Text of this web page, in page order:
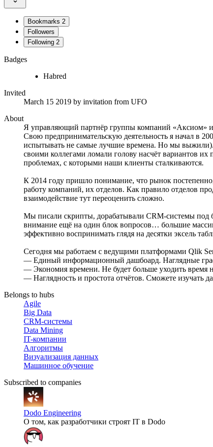
Bookmarks 2
Followers
Following 2
Badges
Habred
Invited
March 15 2019 by invitation from UFO
About
Я управляющий партнёр группы компаний «Аксиом»
Свою предпринимательскую деятельность я начал в
испытывать не самые лучшие времена. Но мы выжили).
своими коллегами ломали голову насчёт вариантов
проблемах, с которыми наши клиенты сталкиваются.
К 2014 году пришло понимание, что рынок
работу компаний, их отделов. Как правило отделов
взаимодействие тут переоценить сложно.
Мы писали скрипты, дорабатывали CRM-системы под
внимание ещё на один блок вопросов… большие
эффективно воспринимать глядя на десятки эксель
Сегодня мы работаем с ведущими платформами Qlik
— Единый информационный дашбоард. Наглядные
— Экономия времени. Не будет больше уходить время
— Наглядность и простота отчётов. Сможете изучать
Belongs to hubs
Agile
Big Data
CRM-системы
Data Mining
IT-компании
Алгоритмы
Визуализация данных
Машинное обучение
Subscribed to companies
Dodo Engineering
О том, как разработчики строят IT в Dodo